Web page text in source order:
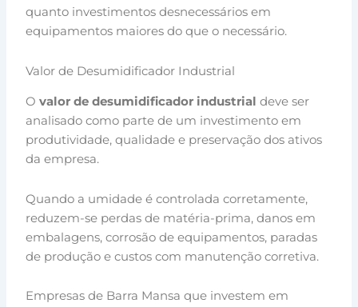
quanto investimentos desnecessários em
equipamentos maiores do que o necessário.
Valor de Desumidificador Industrial
Ovalor de desumidificador industrial deve ser
analisado como parte de um investimento em
produtividade, qualidade e preservação dos ativos
da empresa.
Quando a umidade é controlada corretamente,
reduzem-se perdas de matéria-prima, danos em
embalagens, corrosão de equipamentos, paradas
de produção e custos com manutenção corretiva.
Empresas de Barra Mansa que investem em